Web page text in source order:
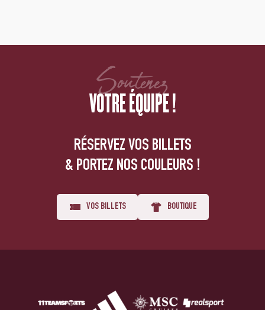
Soutenez
VOTRE ÉQUIPE !
RÉSERVEZ VOS BILLETS
& PORTEZ NOS COULEURS !
VOS BILLETS BOUTIQUE